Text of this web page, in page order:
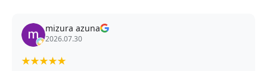
mizura azuna
2026.07.30
★★★★★